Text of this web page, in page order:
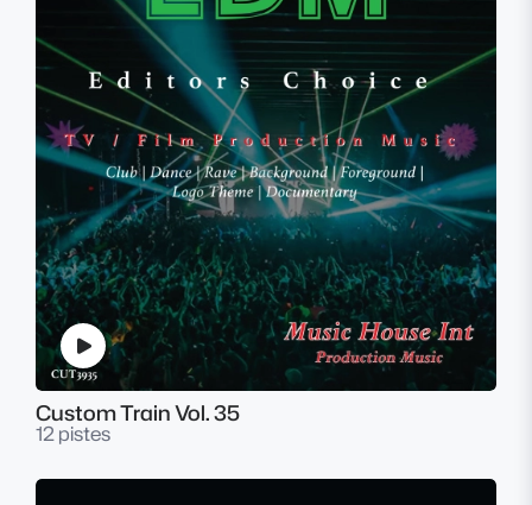
Custom Train Vol. 35
12 pistes